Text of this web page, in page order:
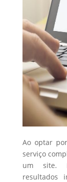
Ao optar
serviço
um site.
resultados